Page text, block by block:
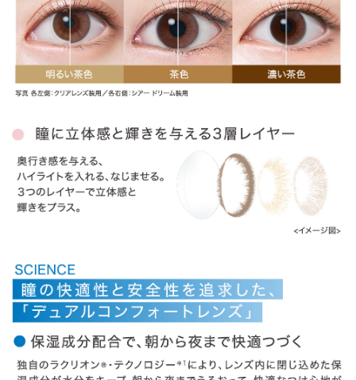
» ヴィヴィッドスタイル
» ラディアントチャーム
商品についてのお問い合わせ